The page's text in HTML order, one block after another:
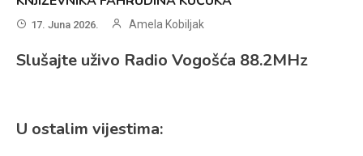
17. Juna 2026. Amela Kobiljak
Slušajte uživo Radio Vogošća 88.2MHz
U ostalim vijestima: